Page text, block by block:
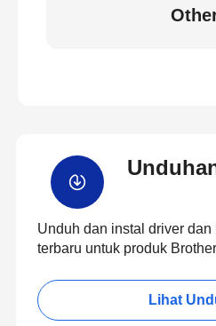
Unduh dan instal driver
terbaru untuk produk
Lihat